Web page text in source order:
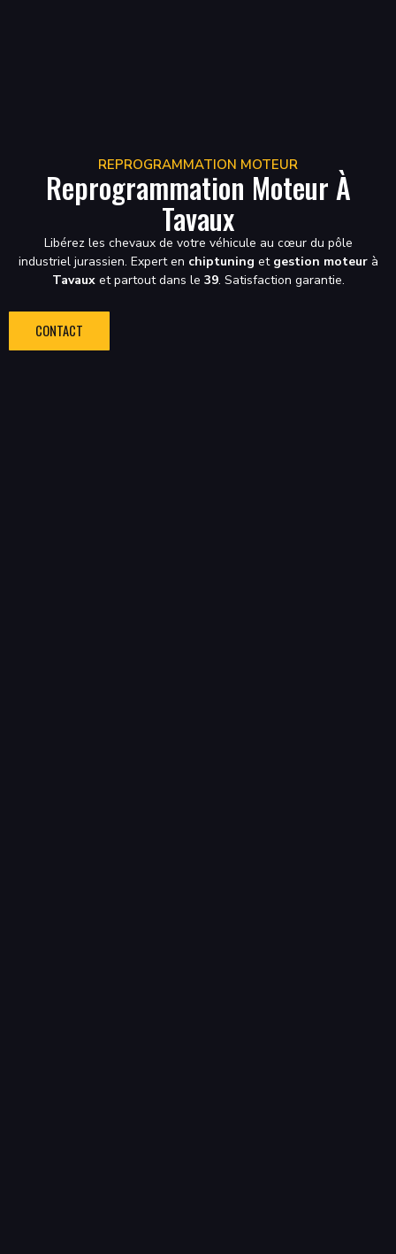
REPROGRAMMATION MOTEUR
Reprogrammation Moteur À
Tavaux
Libérez les chevaux de votre véhicule au cœur du pôle
industriel jurassien. Expert en chiptuning et gestion moteurà
Tavauxet partout dans le 39. Satisfaction garantie.
CONTACT